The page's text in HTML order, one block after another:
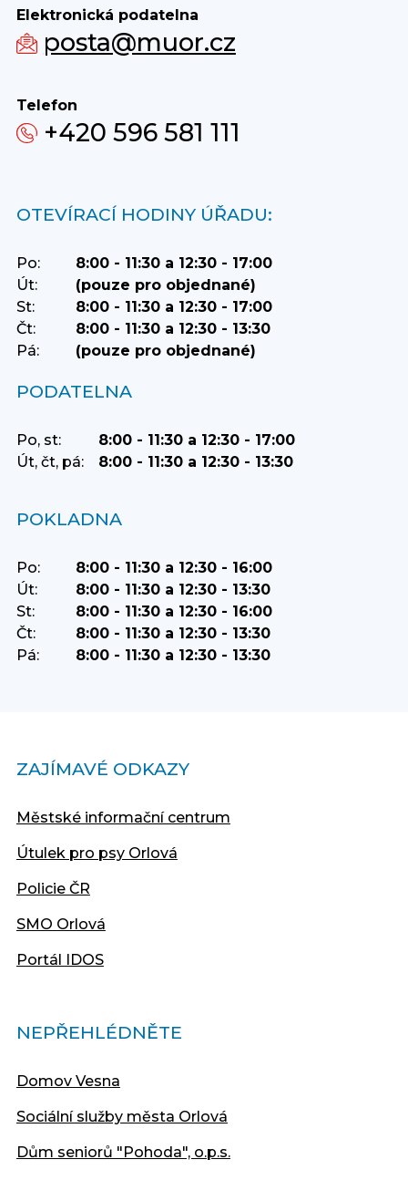
Elektronická podatelna
posta@muor.cz
Telefon
+420 596 581 111
OTEVÍRACÍ HODINY ÚŘADU:
Po:
8:00 - 11:30 a 12:30 - 17:00
Út:
(pouze pro objednané)
St:
8:00 - 11:30 a 12:30 - 17:00
Čt:
8:00 - 11:30 a 12:30 - 13:30
Pá:
(pouze pro objednané)
PODATELNA
Po, st:
8:00 - 11:30 a 12:30 - 17:00
Út, čt, pá:
8:00 - 11:30 a 12:30 - 13:30
POKLADNA
Po:
8:00 - 11:30 a 12:30 - 16:00
Út:
8:00 - 11:30 a 12:30 - 13:30
St:
8:00 - 11:30 a 12:30 - 16:00
Čt:
8:00 - 11:30 a 12:30 - 13:30
Pá:
8:00 - 11:30 a 12:30 - 13:30
ZAJÍMAVÉ ODKAZY
Městské informační centrum
Útulek pro psy Orlová
Policie ČR
SMO Orlová
Portál IDOS
NEPŘEHLÉDNĚTE
Domov Vesna
Sociální služby města Orlová
Dům seniorů "Pohoda", o.p.s.